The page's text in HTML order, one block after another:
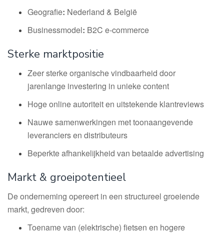
Geografie: Nederland & België
Businessmodel: B2C e-commerce
Sterke marktpositie
Zeer sterke organische vindbaarheid door
jarenlange investering in unieke content
Hoge online autoriteit en uitstekende klantreviews
Nauwe samenwerkingen met toonaangevende
leveranciers en distributeurs
Beperkte afhankelijkheid van betaalde advertising
Markt & groeipotentieel
De onderneming opereert in een structureel groeiende
markt, gedreven door:
Toename van (elektrische) fietsen en hogere